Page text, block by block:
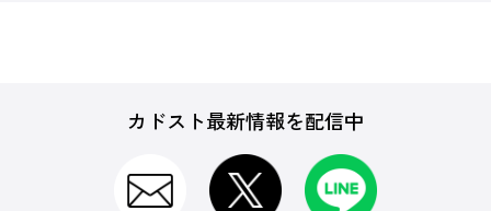
カドスト最新情報を配信中